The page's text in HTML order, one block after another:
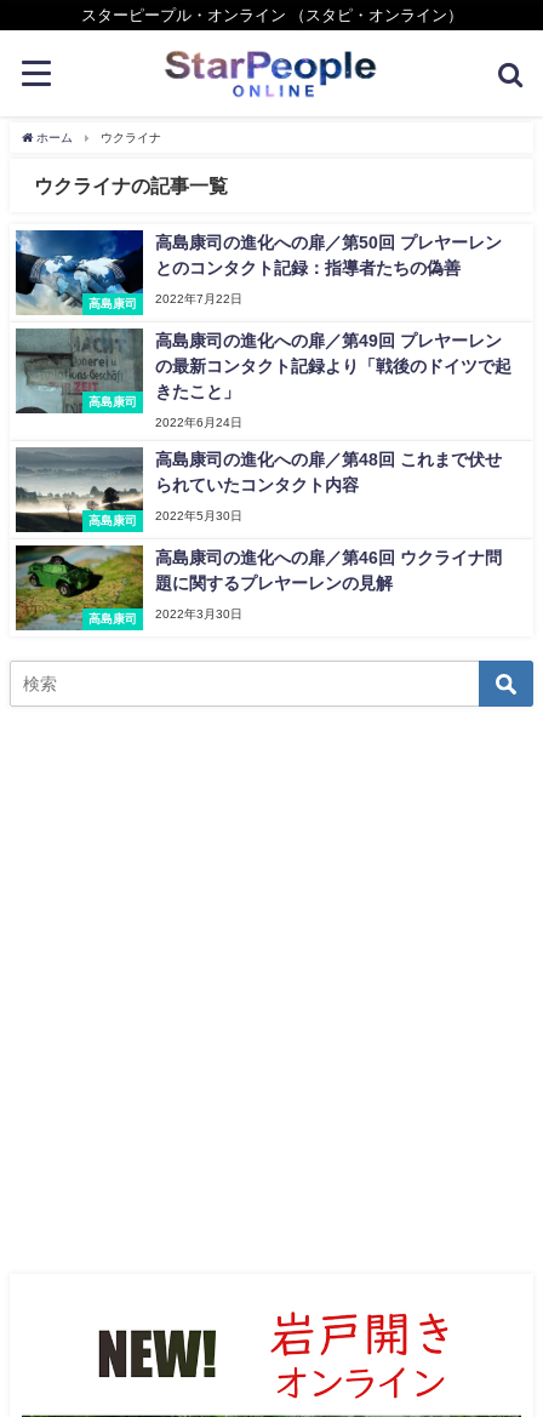
スターピープル・オンライン （スタピ・オンライン）
ホーム ウクライナ
ウクライナの記事一覧
高島康司
高島康司の進化への扉／第50回 プレヤーレン
とのコンタクト記録：指導者たちの偽善
2022年7月22日
高島康司
高島康司の進化への扉／第49回 プレヤーレン
の最新コンタクト記録より「戦後のドイツで起
きたこと」
2022年6月24日
高島康司
高島康司の進化への扉／第48回 これまで伏せ
られていたコンタクト内容
2022年5月30日
高島康司
高島康司の進化への扉／第46回 ウクライナ問
題に関するプレヤーレンの見解
2022年3月30日